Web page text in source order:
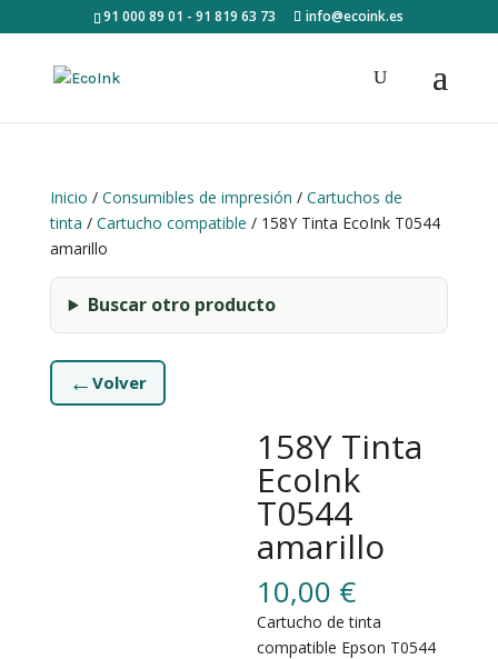
91 000 89 01 - 91 819 63 73 info@ecoink.es
Inicio / Consumibles de impresión / Cartuchos de
tinta / Cartucho compatible / 158Y Tinta EcoInk T0544
amarillo
Buscar otro producto
← Volver
158Y Tinta
EcoInk
T0544
amarillo
10,00 €
Cartucho de tinta
compatible Epson T0544